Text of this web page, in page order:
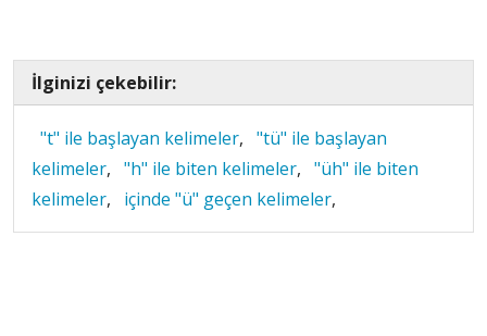
İlginizi çekebilir:
"t" ile başlayan kelimeler, "tü" ile başlayan
kelimeler, "h" ile biten kelimeler, "üh" ile biten
kelimeler, içinde "ü" geçen kelimeler,